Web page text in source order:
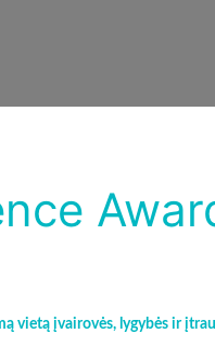
vietą įvairovės, lygybės ir